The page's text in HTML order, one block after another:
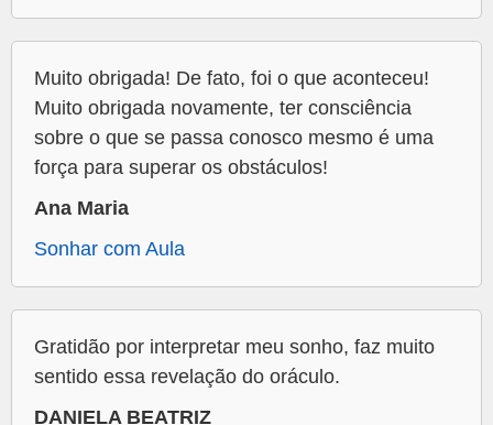
Muito obrigada! De fato, foi o que aconteceu!
Muito obrigada novamente, ter consciência
sobre o que se passa conosco mesmo é uma
força para superar os obstáculos!
Ana Maria
Sonhar com Aula
Gratidão por interpretar meu sonho, faz muito
sentido essa revelação do oráculo.
DANIELA BEATRIZ